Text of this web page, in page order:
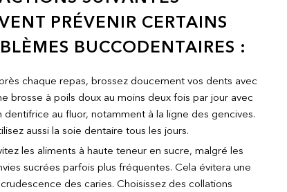
PRÉVENIR CERTAINS
BUCCODENTAIRES :
chaque repas, brossez doucement vos dents avec
brosse à poils doux au moins deux fois par jour avec
dentifrice au fluor, notamment à la ligne des gencives.
aussi la soie dentaire tous les jours.
les aliments à haute teneur en sucre, malgré les
sucrées parfois plus fréquentes. Cela évitera une
des caries. Choisissez des collations